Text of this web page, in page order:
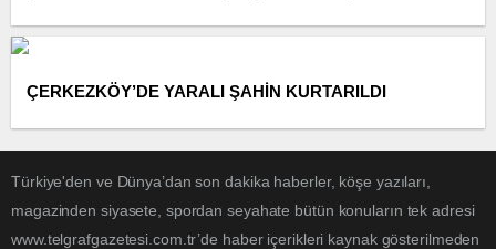
ÇERKEZKÖY’DE YARALI ŞAHİN KURTARILDI
Türkiye'den ve Dünya’dan son dakika haberler, köşe yazıları,
magazinden siyasete, spordan seyahate bütün konuların tek adresi
www.telgrafgazetesi.com.tr’de haber içerikleri kaynak gösterilmeden